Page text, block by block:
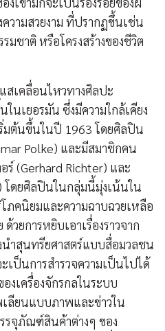
วามสวยงาม ที่ปรากฏขึ้นเช่น
มชาติ หรือโครงสร้างของชีวิต
สเคลื่อนไหวทางศิลปะ
นเยอรมัน ซึ่งมีความใกล้เคียง
มต้นขึ้นในปี 1963 โดยศิลปิน
Polke) และมีสมาชิกคน
ร์ (Gerhard Richter) และ
โดยศิลปินในกลุ่มนี้มุ่งเน้นใน
ภคนิยมและความฉาบฉวยเหลือ
ยการหยิบเอาเรื่องราวจาก
ำสุนทรียศาสตร์แบบสื่อมวลชน
เป็นการสำรวจความเป็นไปได้
งเครื่องจักรกลในระบบ
เลียนแบบภาพและข่าวใน
จุภัณฑ์สินค้าต่างๆ ของ